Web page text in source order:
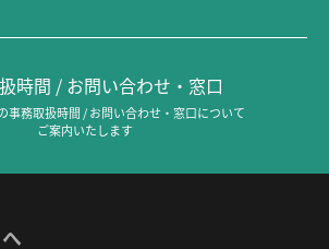
時間 / お問い合わせ・窓口
事務取扱時間 / お問い合わせ・窓口について
ご案内いたします